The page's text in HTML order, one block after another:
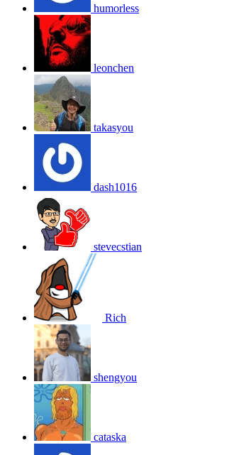
humorless
leonchen
takasyou
dash1016
stevecstian
Rich
shengyou
cataska